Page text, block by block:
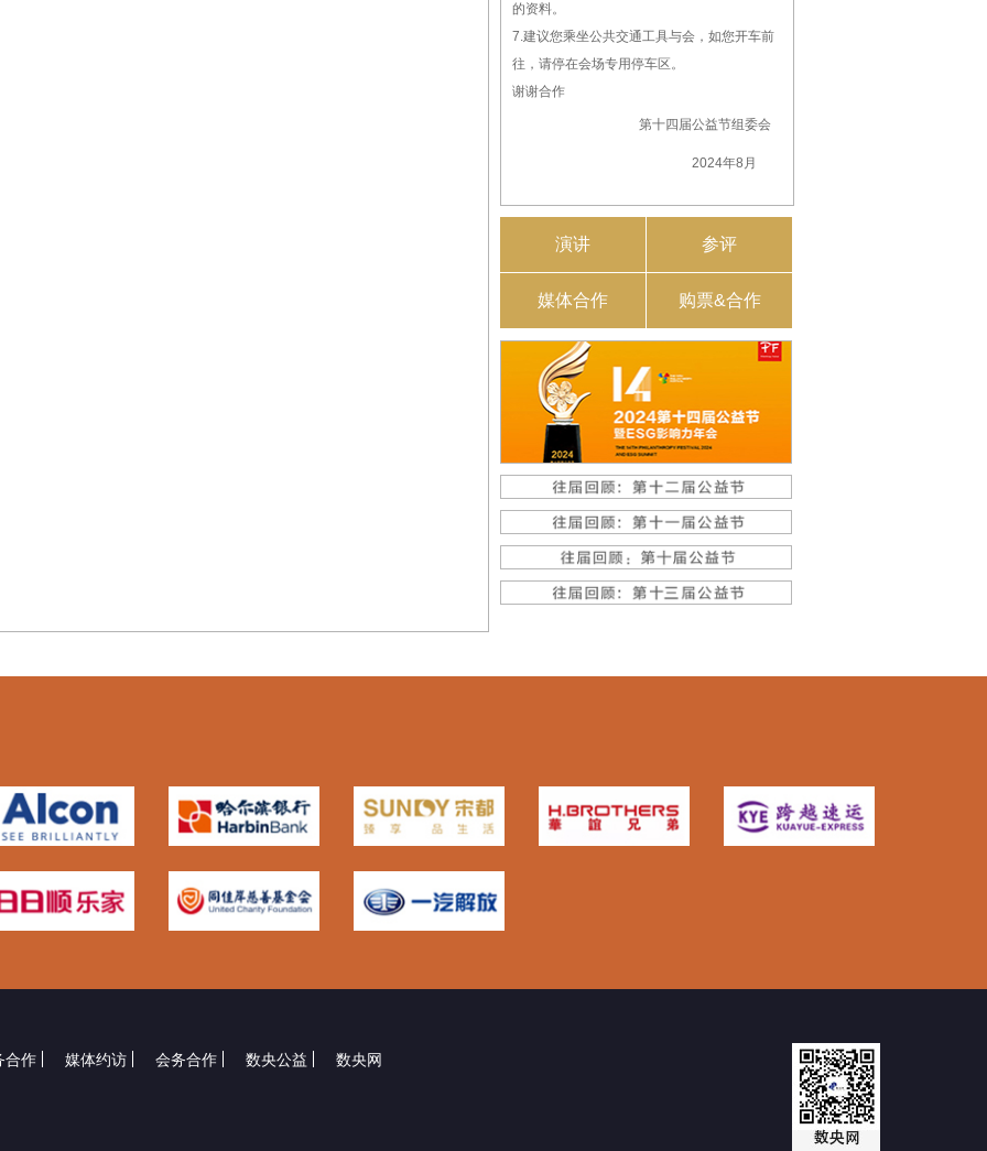
的资料。
7.建议您乘坐公共交通工具与会，如您开车前
往，请停在会场专用停车区。
谢谢合作
第十四届公益节组委会
2024年8月
演讲 参评
媒体合作 购票&合作
合作 媒体约访 会务合作 数央公益 数央网